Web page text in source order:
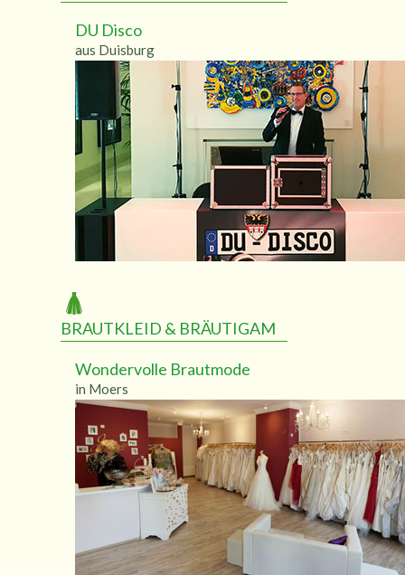
DU Disco
aus Duisburg
BRAUTKLEID & BRÄUTIGAM
Wondervolle Brautmode
in Moers